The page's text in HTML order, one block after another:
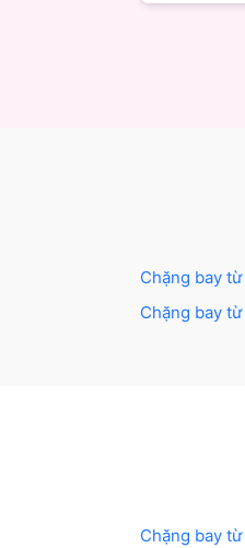
Chặng bay từ
Chặng bay từ
Chặng bay từ